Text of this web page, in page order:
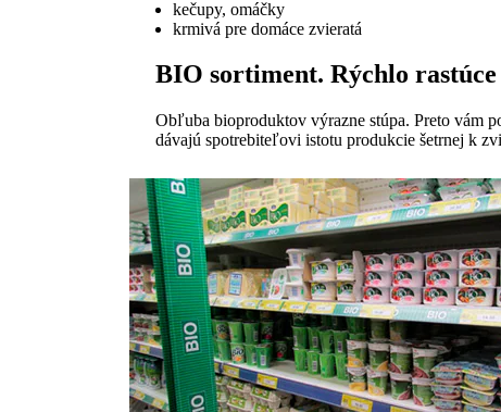
kečupy, omáčky
krmivá pre domáce zvieratá
BIO sortiment. Rýchlo
Obľuba bioproduktov výrazne stúpa. Preto vám
dávajú spotrebiteľovi istotu produkcie šetrnej k